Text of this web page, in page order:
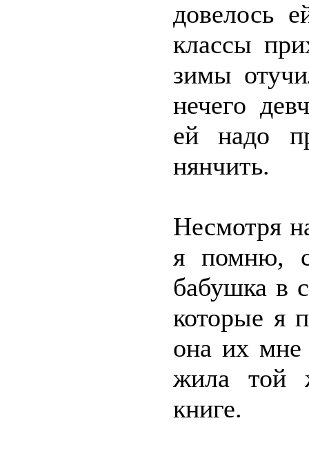
довелось
классы
зимы
нечего
ей надо
нянчить.
Несмотря
я помню, с
бабушка в
которые я
она их мне
жила той
книге.